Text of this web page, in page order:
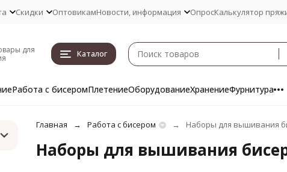
Скидки ОптовикамНовости, информация ОпросКалькулятор
для
Каталог
Работа с бисеромПлетениеОборудованиеХранениеФурнитура
Главная Работа с бисером Наборы для вышивания
Наборы для вышивания